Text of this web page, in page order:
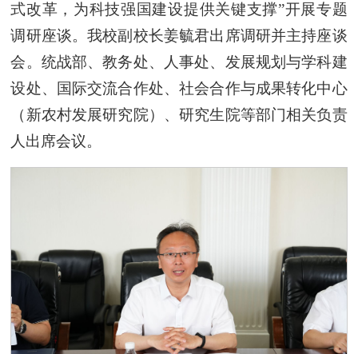
式改革，为科技强国建设提供关键支撑”开展专题
调研座谈。我校副校长姜毓君出席调研并主持座谈
会。 统战部、教务处、人事处、发展规划与学科建
设处、国际交流合作处、社会合作与成果转化中心
（新农村发展研究院）、研究生院等部门相关负责
人出席会议。